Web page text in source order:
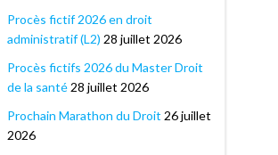
Procès fictif 2026 en droit
administratif (L2) 28 juillet 2026
Procès fictifs 2026 du Master Droit
de la santé 28 juillet 2026
Prochain Marathon du Droit 26 juillet
2026